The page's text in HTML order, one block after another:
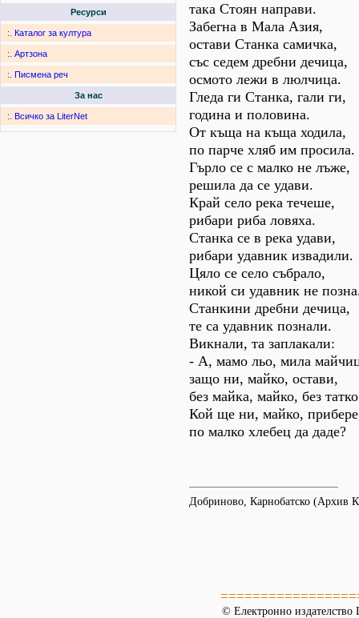
Ресурси
:. Каталог за култура
:. Артзона
:. Писмена реч
За нас
:. Всичко за LiterNet
така Стоян направи.
Забегна в Мала Азия,
остави Станка самичка,
със седем дребни дечица,
осмото лежи в люлчица.
Гледа ги Станка, гали ги,
година и половина.
От къща на къща ходила,
по парче хляб им просила.
Гърло се с малко не лъже,
решила да се удави.
Край село река течеше,
рибари риба ловяха.
Станка се в река удави,
рибари удавник извадили.
Цяло се село събрало,
никой си удавник не
Станкини дребни дечица,
те са удавник познали.
Викнали, та заплакали:
- А, мамо льо, мила
защо ни, майко, остави,
без майка, майко, без
Кой ще ни, майко,
по малко хлебец да даде?
Добриново, Карнобатско
© Електронно издателство